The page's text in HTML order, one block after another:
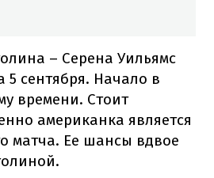
– Серена Уильямс
сентября. Начало в
времени. Стоит
американка является
матча. Ее шансы вдвое